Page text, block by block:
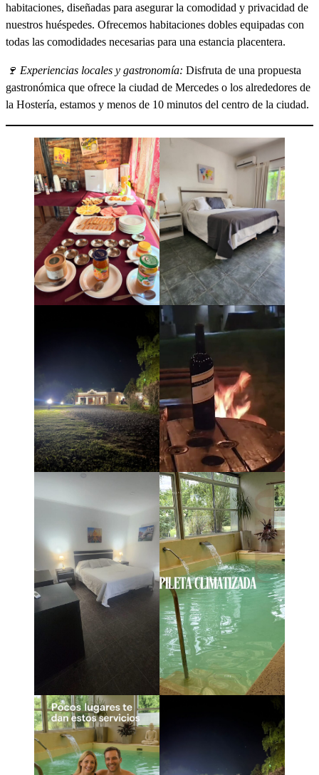
habitaciones, diseñadas para asegurar la comodidad y privacidad de
nuestros huéspedes. Ofrecemos habitaciones dobles equipadas con
todas las comodidades necesarias para una estancia placentera.
🍷 Experiencias locales y gastronomía: Disfruta de una propuesta
gastronómica que ofrece la ciudad de Mercedes o los alrededores de
la Hostería, estamos y menos de 10 minutos del centro de la ciudad.